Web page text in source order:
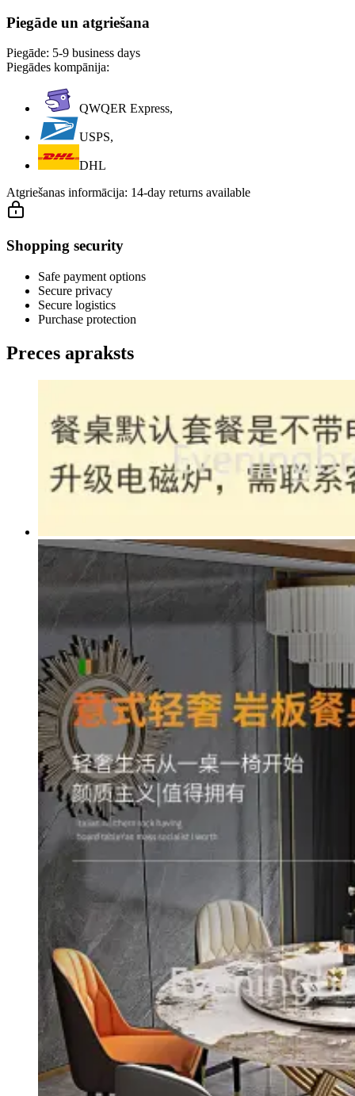
Piegāde un atgriešana
Piegāde: 5-9 business days
Piegādes kompānija:
QWQER Express,
USPS,
DHL
Atgriešanas informācija: 14-day returns available
Shopping security
Safe payment options
Secure privacy
Secure logistics
Purchase protection
Preces apraksts